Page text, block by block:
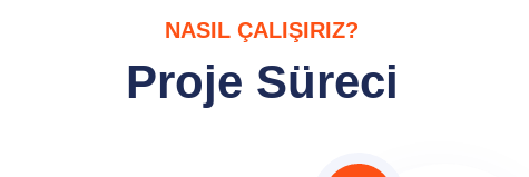
NASIL ÇALIŞIRIZ?
Proje Süreci